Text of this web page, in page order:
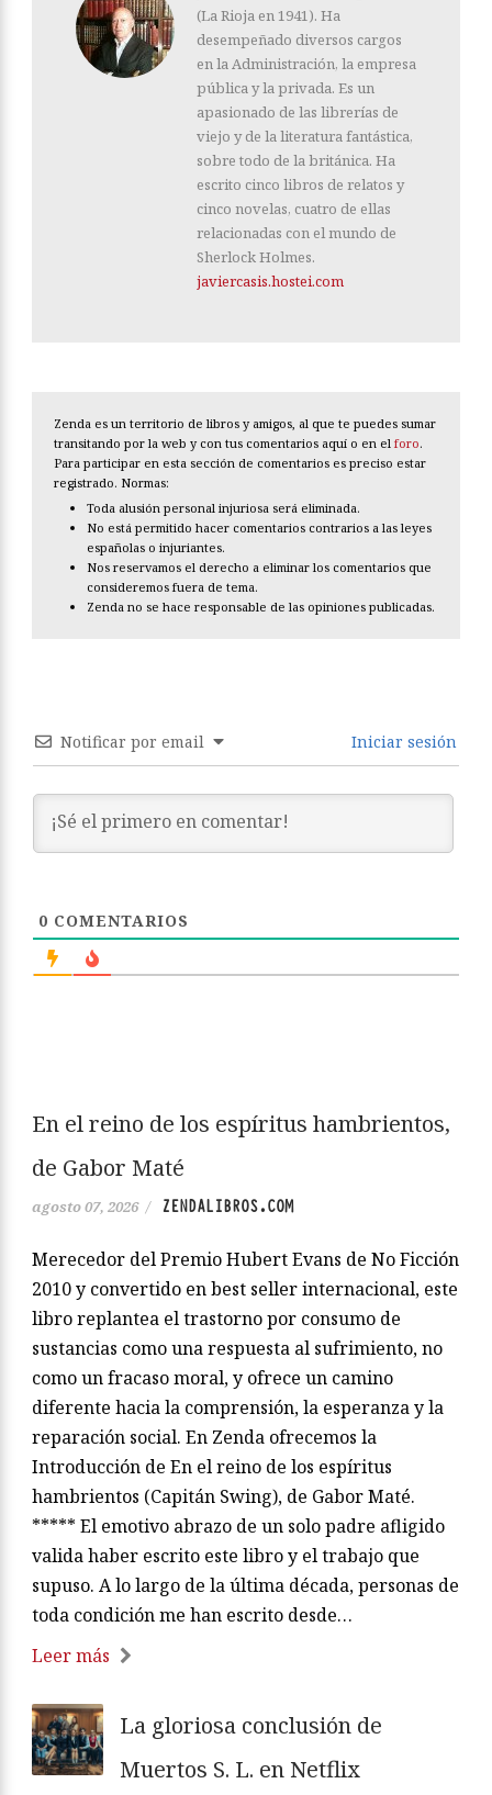
(La Rioja en 1941). Ha
desempeñado diversos cargos
en la Administración, la empresa
pública y la privada. Es un
apasionado de las librerías de
viejo y de la literatura fantástica,
sobre todo de la británica. Ha
escrito cinco libros de relatos y
cinco novelas, cuatro de ellas
relacionadas con el mundo de
Sherlock Holmes.
javiercasis.hostei.com
Zenda es un territorio de libros y amigos, al que te puedes sumar
transitando por la web y con tus comentarios aquí o en el foro.
Para participar en esta sección de comentarios es preciso estar
registrado. Normas:
Toda alusión personal injuriosa será eliminada.
No está permitido hacer comentarios contrarios a las leyes
españolas o injuriantes.
Nos reservamos el derecho a eliminar los comentarios que
consideremos fuera de tema.
Zenda no se hace responsable de las opiniones publicadas.
Notificar por email Iniciar sesión
0 COMENTARIOS
En el reino de los espíritus hambrientos,
de Gabor Maté
agosto 07, 2026 / ZENDALIBROS.COM
Merecedor del Premio Hubert Evans de No Ficción
2010 y convertido en best seller internacional, este
libro replantea el trastorno por consumo de
sustancias como una respuesta al sufrimiento, no
como un fracaso moral, y ofrece un camino
diferente hacia la comprensión, la esperanza y la
reparación social. En Zenda ofrecemos la
Introducción de En el reino de los espíritus
hambrientos (Capitán Swing), de Gabor Maté.
***** El emotivo abrazo de un solo padre afligido
valida haber escrito este libro y el trabajo que
supuso. A lo largo de la última década, personas de
toda condición me han escrito desde…
Leer más
La gloriosa conclusión de
Muertos S. L. en Netflix